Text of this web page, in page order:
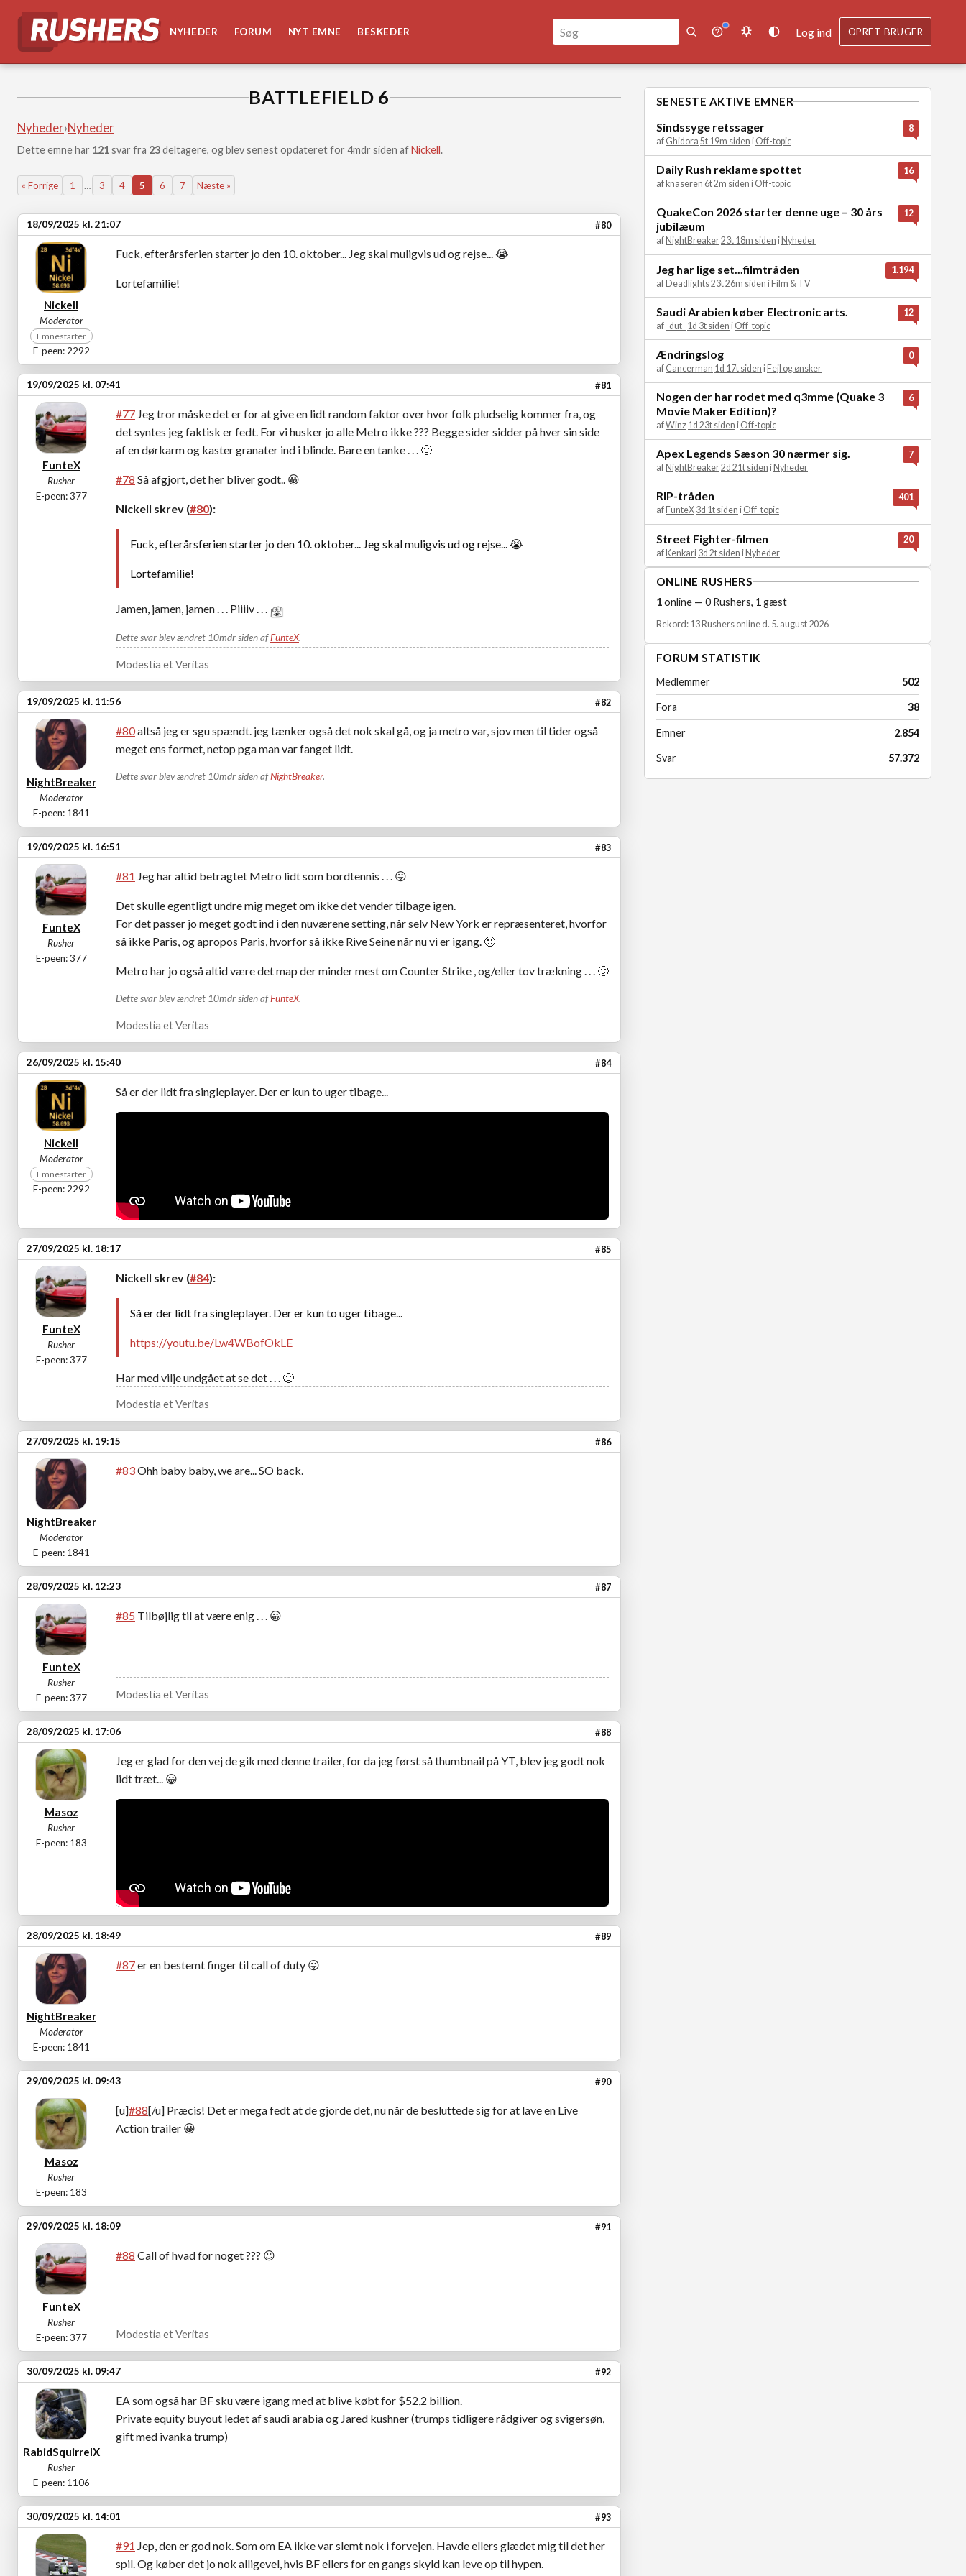
NYHEDER FORUM NYT EMNE BESKEDER Log ind OPRET BRUGER
BATTLEFIELD 6
Nyheder›Nyheder
Dette emne har 121svar fra 23deltagere, og blev senest opdateret for 4mdr siden afNickell.
« Forrige 1 … 3 4 5 6 7 Næste »
18/09/2025 kl. 21:07 #80
Nickell
Moderator
Emnestarter
E-peen: 2292
Fuck, efterårsferien starter jo den 10. oktober... Jeg skal muligvis ud og rejse... 😭
Lortefamilie!
19/09/2025 kl. 07:41 #81
FunteX
Rusher
E-peen: 377
#77 Jeg tror måske det er for at give en lidt random faktor over hvor folk pludselig kommer fra, og
det syntes jeg faktisk er fedt. For vi husker jo alle Metro ikke ??? Begge sider sidder på hver sin side
af en dørkarm og kaster granater ind i blinde. Bare en tanke . . . 🙂
#78 Så afgjort, det her bliver godt.. 😀
Nickell skrev (#80):
Fuck, efterårsferien starter jo den 10. oktober... Jeg skal muligvis ud og rejse... 😭
Lortefamilie!
Jamen, jamen, jamen . . . Piiiiv . . .
Dette svar blev ændret 10mdr siden afFunteX.
Modestia et Veritas
19/09/2025 kl. 11:56 #82
NightBreaker
Moderator
E-peen: 1841
#80altså jeg er sgu spændt. jeg tænker også det nok skal gå, og ja metro var, sjov men til tider også
meget ens formet, netop pga man var fanget lidt.
Dette svar blev ændret 10mdr siden afNightBreaker.
19/09/2025 kl. 16:51 #83
FunteX
Rusher
E-peen: 377
#81 Jeg har altid betragtet Metro lidt som bordtennis . . . 😛
Det skulle egentligt undre mig meget om ikke det vender tilbage igen.
For det passer jo meget godt ind i den nuværene setting, når selv New York er repræsenteret, hvorfor
så ikke Paris, og apropos Paris, hvorfor så ikke Rive Seine når nu vi er igang. 🙂
Metro har jo også altid være det map der minder mest om Counter Strike , og/eller tov trækning . . . 🙂
Dette svar blev ændret 10mdr siden afFunteX.
Modestia et Veritas
26/09/2025 kl. 15:40 #84
Nickell
Moderator
Emnestarter
E-peen: 2292
Så er der lidt fra singleplayer. Der er kun to uger tibage...
27/09/2025 kl. 18:17 #85
FunteX
Rusher
E-peen: 377
Nickell skrev (#84):
Så er der lidt fra singleplayer. Der er kun to uger tibage...
https://youtu.be/Lw4WBofOkLE
Har med vilje undgået at se det . . . 🙂
Modestia et Veritas
27/09/2025 kl. 19:15 #86
NightBreaker
Moderator
E-peen: 1841
#83Ohh baby baby, we are... SO back.
28/09/2025 kl. 12:23 #87
FunteX
Rusher
E-peen: 377
#85 Tilbøjlig til at være enig . . . 😀
Modestia et Veritas
28/09/2025 kl. 17:06 #88
Masoz
Rusher
E-peen: 183
Jeg er glad for den vej de gik med denne trailer, for da jeg først så thumbnail på YT, blev jeg godt nok
lidt træt... 😀
28/09/2025 kl. 18:49 #89
NightBreaker
Moderator
E-peen: 1841
#87er en bestemt finger til call of duty 😛
29/09/2025 kl. 09:43 #90
Masoz
Rusher
E-peen: 183
[u]#88[/u] Præcis! Det er mega fedt at de gjorde det, nu når de besluttede sig for at lave en Live
Action trailer 😀
29/09/2025 kl. 18:09 #91
FunteX
Rusher
E-peen: 377
#88 Call of hvad for noget ??? 😉
Modestia et Veritas
30/09/2025 kl. 09:47 #92
RabidSquirrelX
Rusher
E-peen: 1106
EA som også har BF sku være igang med at blive købt for $52,2 billion.
Private equity buyout ledet af saudi arabia og Jared kushner (trumps tidligere rådgiver og svigersøn,
gift med ivanka trump)
30/09/2025 kl. 14:01 #93
#91 Jep, den er god nok. Som om EA ikke var slemt nok i forvejen. Havde ellers glædet mig til det her
spil. Og køber det jo nok alligevel, hvis BF ellers for en gangs skyld kan leve op til hypen.
SENESTE AKTIVE EMNER
Sindssyge retssager
af Ghidora 5t 19m siden i Off-topic
8
Daily Rush reklame spottet
af knaseren 6t 2m siden i Off-topic
16
QuakeCon 2026 starter denne uge – 30 års
jubilæum
af NightBreaker23t 18m siden i Nyheder
12
Jeg har lige set...filmtråden
afDeadlights23t 26m siden iFilm & TV
1.194
Saudi Arabien køber Electronic arts.
af -dut- 1d 3t siden i Off-topic
12
Ændringslog
af Cancerman 1d 17t siden i Fejl og ønsker
0
Nogen der har rodet med q3mme (Quake 3
Movie Maker Edition)?
afWinz 1d 23t siden i Off-topic
6
Apex Legends Sæson 30 nærmer sig.
af NightBreaker2d 21t siden i Nyheder
7
RIP-tråden
af FunteX 3d 1t siden i Off-topic
401
Street Fighter-filmen
afKenkari 3d 2t siden iNyheder
20
ONLINE RUSHERS
1online — 0 Rushers, 1 gæst
Rekord: 13 Rushers online d. 5. august 2026
FORUM STATISTIK
Medlemmer 502
Fora 38
Emner 2.854
Svar 57.372